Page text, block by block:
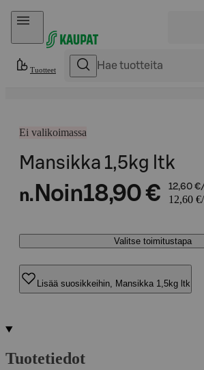
Hyppää sisältöön
Tuotteet
Ei valikoimassa
Mansikka 1,5kg ltk
n. Noin18,90 € 12,60
12,60
Valitse toimitustapa
Lisää suosikkeihin, Mansikka 1,5kg ltk
Tuotetiedot